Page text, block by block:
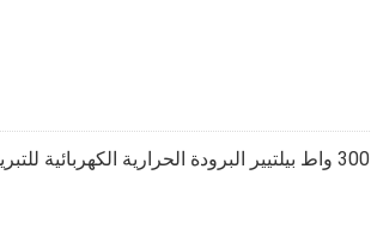
300 واط بيلتيير البرودة الحرارية الكهربائية للتبريد الحجرة ، البرودة الحرارية الكهربائية